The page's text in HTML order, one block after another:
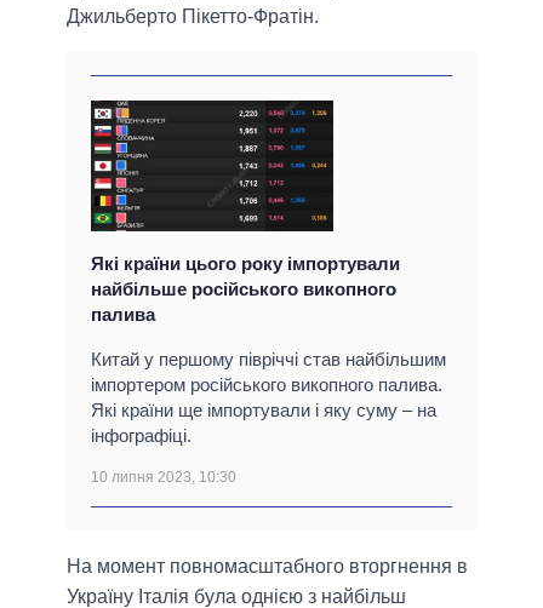
Джильберто Пікетто-Фратін.
Які країни цього року імпортували
найбільше російського викопного
палива
Китай у першому півріччі став найбільшим
імпортером російського викопного палива.
Які країни ще імпортували і яку суму – на
інфографіці.
10 липня 2023, 10:30
На момент повномасштабного вторгнення в
Україну Італія була однією з найбільш